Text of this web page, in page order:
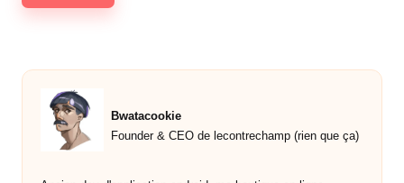
Bwatacookie
Founder & CEO de lecontrechamp (rien que ça)